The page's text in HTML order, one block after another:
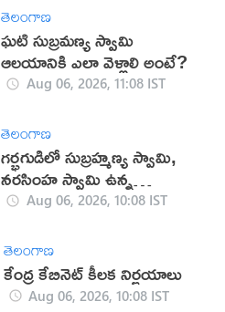
తెలంగాణ
ఘటి సుబ్రమణ్య స్వామి
ఆలయానికి ఎలా వెళ్లాలి అంటే?
Aug 06, 2026, 11:08 IST
తెలంగాణ
గర్భగుడిలో సుబ్రహ్మణ్య స్వామి,
నరసింహ స్వామి ఉన్న
దేవాలయం ఇదే
Aug 06, 2026, 10:08 IST
తెలంగాణ
కేంద్ర కేబినెట్ కీలక నిర్ణయాలు
Aug 06, 2026, 10:08 IST